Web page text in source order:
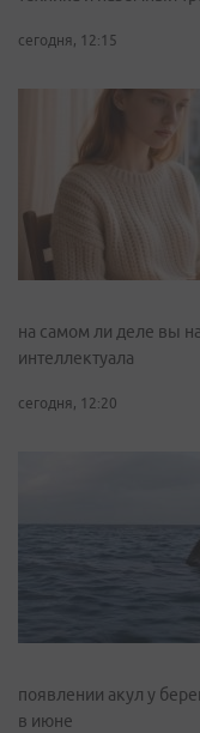
сегодня, 12:15
на самом ли деле вы
интеллектуала
сегодня, 12:20
появлении акул у
в июне